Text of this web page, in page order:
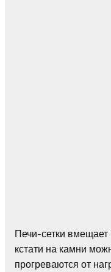
Печи-сетки
кстати на камни
прогреваются от